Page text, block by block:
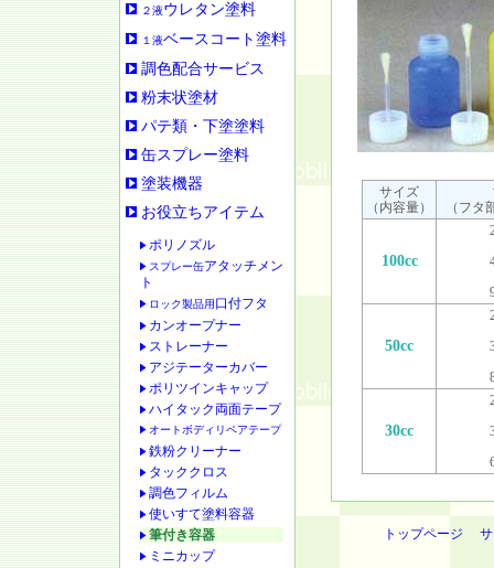
２液ウレタン塗料
１液ベースコート塗料
調色配合サービス
粉末状塗材
パテ類・下塗塗料
缶スプレー塗料
塗装機器
お役立ちアイテム
ポリノズル
スプレー缶アタッチメン
ト
ロック製品用口付フタ
カンオープナー
ストレーナー
アジテーターカバー
ポリツインキャップ
ハイタック両面テープ
オートボディリペアテープ
鉄粉クリーナー
タッククロス
調色フィルム
使いすて塗料容器
筆付き容器
ミニカップ
サイズ
（内容量）
（フタ
100cc
50cc
30cc
トップページ